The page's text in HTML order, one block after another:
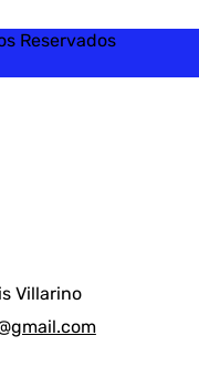
Reservados
Villarino